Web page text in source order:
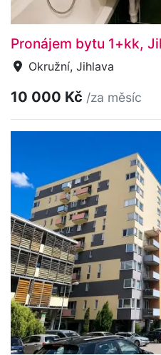
Pronájem bytu 1+kk,
Okružní, Jihlava
10 000 Kč /za měsíc